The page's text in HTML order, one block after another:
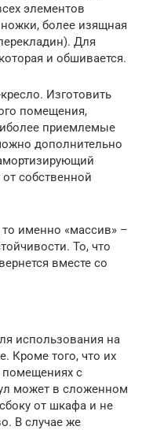
элементов
более изящная
Для
и обшивается.
Изготовить
помещения,
приемлемые
дополнительно
собственной
то именно «массив» –
То, что
вместе со
использования на
Кроме того, что их
помещениях с
может в сложенном
от шкафа и не
В случае же